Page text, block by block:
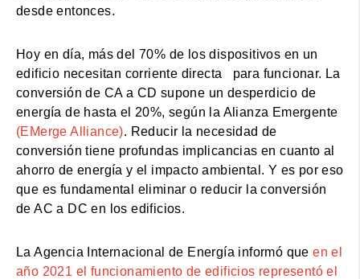
desde entonces.
Hoy en día, más del 70% de los dispositivos en un
edificio necesitan corriente directa para funcionar. La
conversión de CA a CD supone un desperdicio de
energía de hasta el 20%, según la Alianza Emergente
(EMerge Alliance). Reducir la necesidad de
conversión tiene profundas implicancias en cuanto al
ahorro de energía y el impacto ambiental. Y es por eso
que es fundamental eliminar o reducir la conversión
de AC a DC en los edificios.
La Agencia Internacional de Energía informó que en el
año 2021 el funcionamiento de edificios representó el